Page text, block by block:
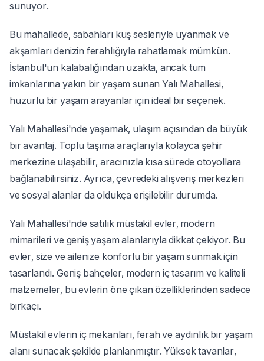
sunuyor.
Bu mahallede, sabahları kuş sesleriyle uyanmak ve
akşamları denizin ferahlığıyla rahatlamak mümkün.
İstanbul'un kalabalığından uzakta, ancak tüm
imkanlarına yakın bir yaşam sunan Yalı Mahallesi,
huzurlu bir yaşam arayanlar için ideal bir seçenek.
Yalı Mahallesi'nde yaşamak, ulaşım açısından da büyük
bir avantaj. Toplu taşıma araçlarıyla kolayca şehir
merkezine ulaşabilir, aracınızla kısa sürede otoyollara
bağlanabilirsiniz. Ayrıca, çevredeki alışveriş merkezleri
ve sosyal alanlar da oldukça erişilebilir durumda.
Yalı Mahallesi'nde satılık müstakil evler, modern
mimarileri ve geniş yaşam alanlarıyla dikkat çekiyor. Bu
evler, size ve ailenize konforlu bir yaşam sunmak için
tasarlandı. Geniş bahçeler, modern iç tasarım ve kaliteli
malzemeler, bu evlerin öne çıkan özelliklerinden sadece
birkaçı.
Müstakil evlerin iç mekanları, ferah ve aydınlık bir yaşam
alanı sunacak şekilde planlanmıştır. Yüksek tavanlar,